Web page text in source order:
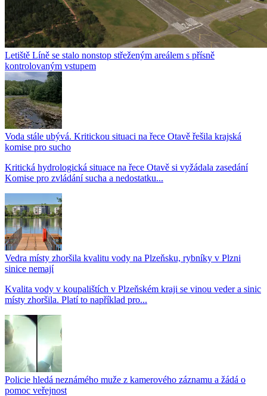
Letiště Líně se stalo nonstop střeženým areálem s přísně
kontrolovaným vstupem
Voda stále ubývá. Kritickou situaci na řece Otavě řešila krajská
komise pro sucho
Kritická hydrologická situace na řece Otavě si vyžádala zasedání
Komise pro zvládání sucha a nedostatku...
Vedra místy zhoršila kvalitu vody na Plzeňsku, rybníky v Plzni
sinice nemají
Kvalita vody v koupalištích v Plzeňském kraji se vinou veder a sinic
místy zhoršila. Platí to například pro...
Policie hledá neznámého muže z kamerového záznamu a žádá o
pomoc veřejnost